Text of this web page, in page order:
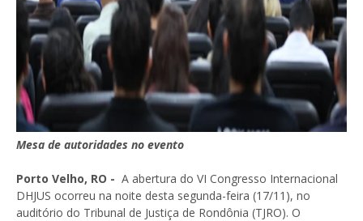
Mesa de autoridades no evento
Porto Velho, RO - A abertura do VI Congresso Internacional
DHJUS ocorreu na noite desta segunda-feira (17/11), no
auditório do Tribunal de Justiça de Rondônia (TJRO). O